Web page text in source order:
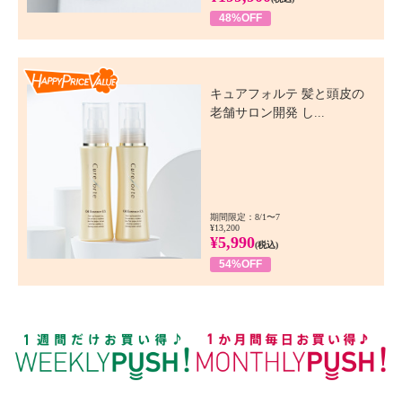
48%OFF
キュアフォルテ 髪と頭皮の
老舗サロン開発 し...
期間限定：8/1〜7
¥13,200
¥5,990(税込)
54%OFF